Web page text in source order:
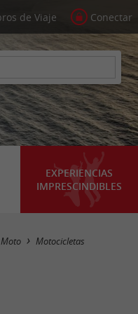
de Viaje Conectar
EXPERIENCIAS
IMPRESCINDIBLES
Masquer la carte
Motocicletas